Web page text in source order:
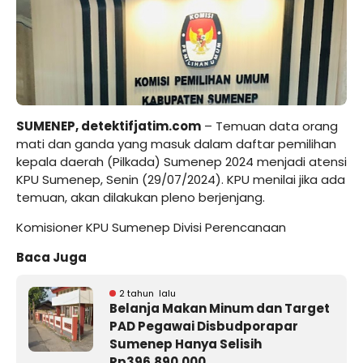
SUMENEP, detektifjatim.com – Temuan data orang
mati dan ganda yang masuk dalam daftar pemilihan
kepala daerah (Pilkada) Sumenep 2024 menjadi atensi
KPU Sumenep, Senin (29/07/2024). KPU menilai jika ada
temuan, akan dilakukan pleno berjenjang.
Komisioner KPU Sumenep Divisi Perencanaan
Baca Juga
2 tahun lalu
Belanja Makan Minum dan Target
PAD Pegawai Disbudporapar
Sumenep Hanya Selisih